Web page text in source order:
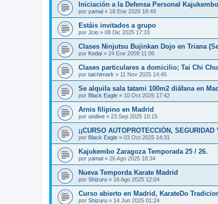
Iniciación a la Defensa Personal Kajukembo
por yamal » 18 Ene 2026 18:49
Estáis invitados a grupo
por Jcio » 08 Dic 2025 17:33
Clases Ninjutsu Bujinkan Dojo en Triana
por Kodai » 24 Ene 2009 11:06
Clases particulares a domicilio; Tai Chi
por taichimark » 11 Nov 2025 14:45
Se alquila sala tatami 100m2 diáfana en
por Black Eagle » 10 Oct 2025 17:42
Arnis filipino en Madrid
por undive » 23 Sep 2025 10:15
¡¡CURSO AUTOPROTECCIÓN,
por Black Eagle » 03 Oct 2025 14:31
Kajukembo Zaragoza Temporada 25 / 26.
por yamal » 26 Ago 2025 18:34
Nueva Temporda Karate Madrid
por Shizuru » 16 Ago 2025 12:04
Curso abierto en Madrid, KarateDo
por Shizuru » 14 Jun 2025 01:24